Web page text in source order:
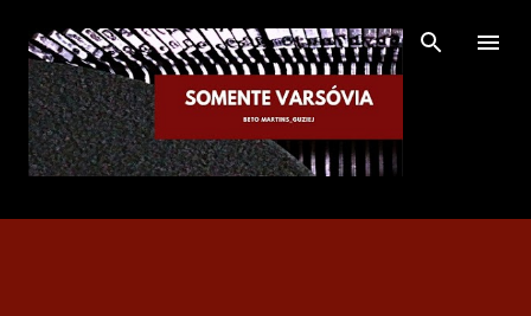
Pular para o conteúdo principal